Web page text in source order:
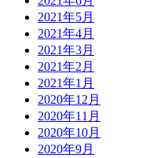
2021年5月
2021年4月
2021年3月
2021年2月
2021年1月
2020年12月
2020年11月
2020年10月
2020年9月